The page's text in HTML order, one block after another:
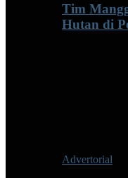
Tim
Hutan di
Advertorial